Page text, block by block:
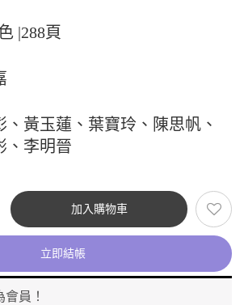
|288頁
黃玉蓮、葉寶玲、陳思帆、
、李明晉
加入購物車
立即結帳
員！